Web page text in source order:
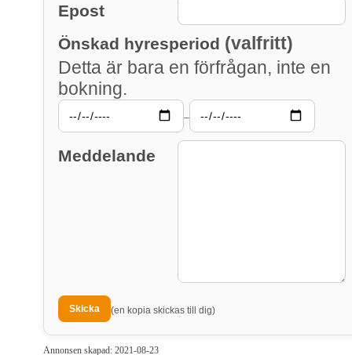
Epost
Önskad hyresperiod (valfritt)
Detta är bara en förfrågan, inte en
bokning.
–
Meddelande
(en kopia skickas till dig)
Annonsen skapad: 2021-08-23